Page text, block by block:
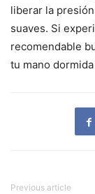
liberar la
suaves. Si
recomendable
tu mano
Previous article